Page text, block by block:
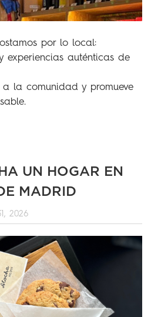
por lo local:
experiencias auténticas de
la comunidad y promueve
UN HOGAR EN
MADRID
2026